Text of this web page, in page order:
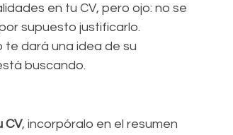
en tu CV, pero ojo: no se
supuesto justificarlo.
dará una idea de su
buscando.
CV, incorpóralo en el resumen